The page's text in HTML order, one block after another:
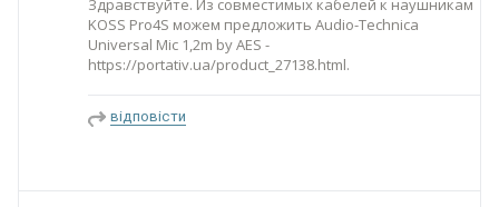
Здравствуйте. Из совместимых кабелей к наушникам
KOSS Pro4S можем предложить Audio-Technica
Universal Mic 1,2m by AES -
https://portativ.ua/product_27138.html.
відповісти